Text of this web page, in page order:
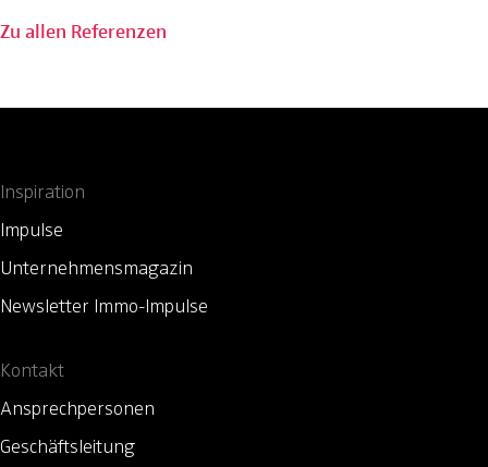
Zu allen Referenzen
Inspiration
Impulse
Unternehmensmagazin
Newsletter Immo-Impulse
Kontakt
Ansprechpersonen
Geschäftsleitung